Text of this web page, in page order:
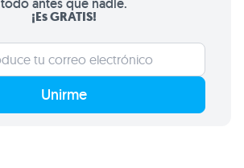
todo antes que nadie.
¡Es GRATIS!
Unirme